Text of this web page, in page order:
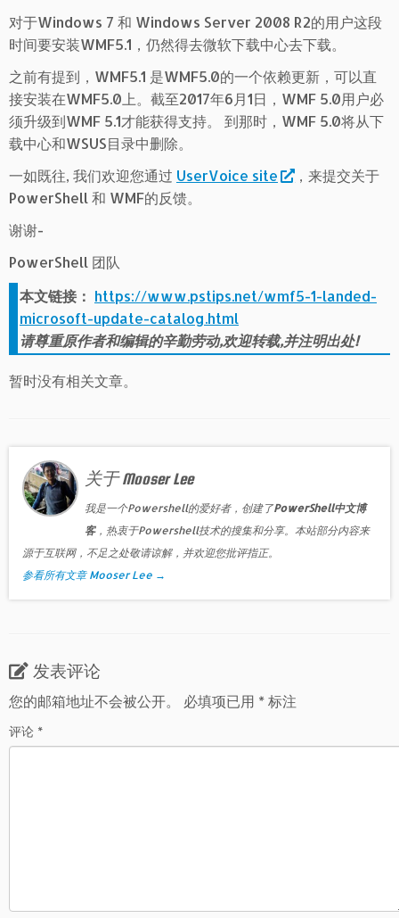
对于Windows 7 和 Windows Server 2008 R2的用户这段
时间要安装WMF5.1，仍然得去微软下载中心去下载。
之前有提到，WMF5.1 是WMF5.0的一个依赖更新，可以直
接安装在WMF5.0上。截至2017年6月1日，WMF 5.0用户必
须升级到WMF 5.1才能获得支持。 到那时，WMF 5.0将从下
载中心和WSUS目录中删除。
一如既往, 我们欢迎您通过 UserVoice site
，来提交关于
PowerShell 和 WMF的反馈。
谢谢-
PowerShell 团队
本文链接： https://www.pstips.net/wmf5-1-landed-
microsoft-update-catalog.html
请尊重原作者和编辑的辛勤劳动,欢迎转载,并注明出处!
暂时没有相关文章。
关于 Mooser Lee
我是一个Powershell的爱好者，创建了PowerShell中文博
客，热衷于Powershell技术的搜集和分享。本站部分内容来
源于互联网，不足之处敬请谅解，并欢迎您批评指正。
参看所有文章 Mooser Lee →
发表评论
您的邮箱地址不会被公开。
必填项已用 *标注
评论 *